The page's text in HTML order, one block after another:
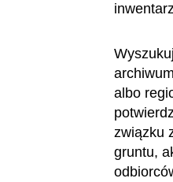
albo
związku
gruntu,